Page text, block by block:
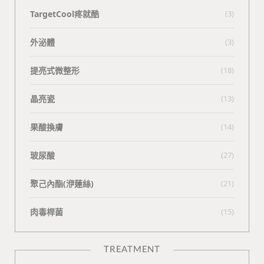
TargetCool疼就酷 (3)
外泌體 (3)
提亮式微整形 (18)
晶亮瓷 (13)
果酸換膚 (14)
玻尿酸 (27)
聚己內酯(洢蓮絲) (21)
肉毒桿菌 (15)
TREATMENT